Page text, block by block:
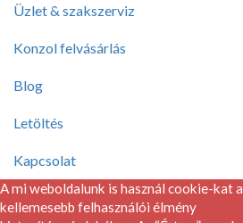
Üzlet & szakszerviz
Konzol felvásárlás
Blog
Letöltés
Kapcsolat
A mi weboldalunk is használ cookie-kat a
kellemesebb felhasználói élmény